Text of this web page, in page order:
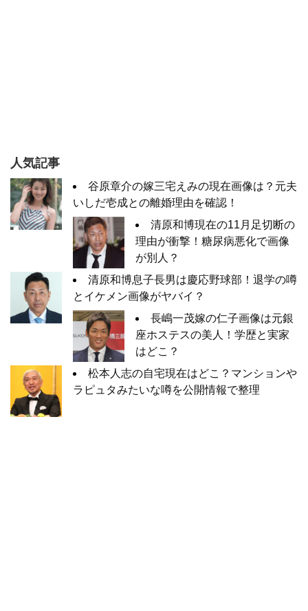
人気記事
谷原章介の嫁三宅えみの現在画像は？元夫
いしだ壱成との離婚理由を確認！
清原和博現在の11月足切断の
理由が衝撃！糖尿病悪化で画像
が別人？
清原和博息子長男は慶応野球部！退学の噂
とイケメン画像がヤバイ？
長嶋一茂嫁の仁子画像は元銀
座ホステスの美人！学歴と実家
はどこ？
松本人志の自宅現在はどこ？マンションや
ラピュタみたいな噂を公開情報で整理